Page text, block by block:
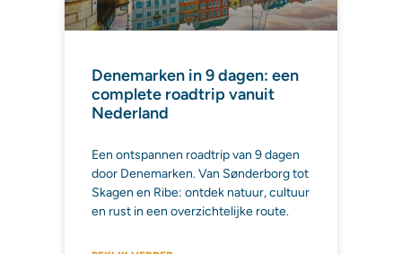
Denemarken in 9 dagen: een
complete roadtrip vanuit
Nederland
Een ontspannen roadtrip van 9 dagen
door Denemarken. Van Sønderborg tot
Skagen en Ribe: ontdek natuur, cultuur
en rust in een overzichtelijke route.